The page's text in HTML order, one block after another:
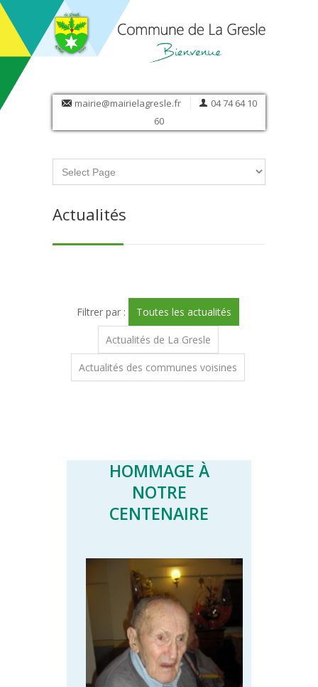
mairie@mairielagresle.fr
04 74 64 10
60
Actualités
Filtrer par : Toutes les actualités
Actualités de La Gresle
Actualités des communes voisines
HOMMAGE À
NOTRE
CENTENAIRE